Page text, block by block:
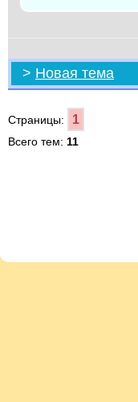
> Новая тема
Страницы: 1
Всего тем: 11